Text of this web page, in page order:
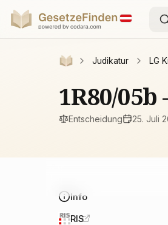
Judikatur LG
1R80/
Entscheidung 25. Juli
Info
RIS